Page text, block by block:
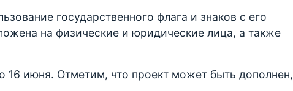
государственного флага и знаков с его
на физические и юридические лица, а также
16 июня. Отметим, что проект может быть дополнен,